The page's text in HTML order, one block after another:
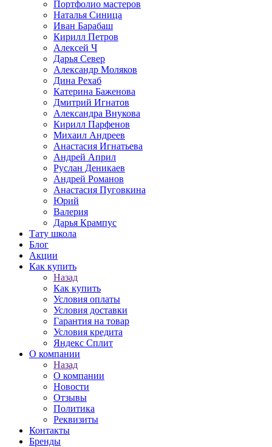
Портфолио мастеров
Наталья Синица
Иван Барабаш
Кирилл Петров
Алексей Ч
Дарья Север
Александр Моляков
Дина Рехаб
Катерина Баженова
Дмитрий Игнатов
Александра Внукова
Кирилл Парфенов
Михаил Андреев
Анастасия Игнатьева
Андрей Април
Руслан Деникаев
Андрей Романов
Анастасия Пуговкина
Юрий
Валерия
Дарья Крампус
Тату школа
Блог
Акции
Как купить
Назад
Как купить
Условия оплаты
Условия доставки
Гарантия на товар
Условия кредита
Яндекс Сплит
О компании
Назад
О компании
Новости
Отзывы
Политика
Реквизиты
Контакты
Бренды